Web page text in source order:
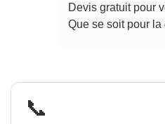
Devis gratuit pour
Que se soit pour la
📞